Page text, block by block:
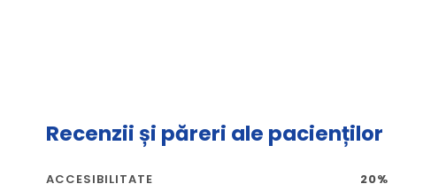
Recenzii și păreri ale pacienților
ACCESIBILITATE 20%